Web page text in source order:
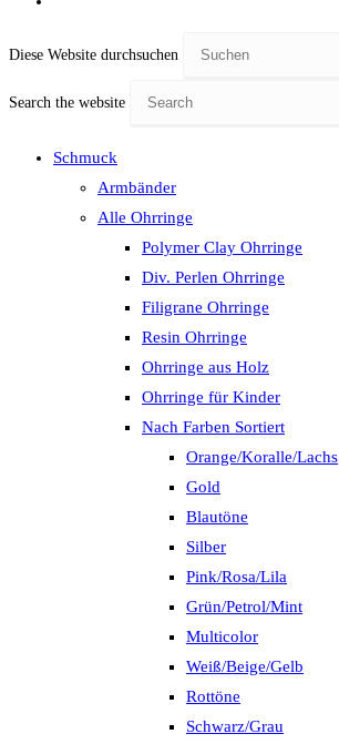
Diese Website durchsuchen
Search the website
Schmuck
Armbänder
Alle Ohrringe
Polymer Clay Ohrringe
Div. Perlen Ohrringe
Filigrane Ohrringe
Resin Ohrringe
Ohrringe aus Holz
Ohrringe für Kinder
Nach Farben Sortiert
Orange/Koralle/Lachs
Gold
Blautöne
Silber
Pink/Rosa/Lila
Grün/Petrol/Mint
Multicolor
Weiß/Beige/Gelb
Rottöne
Schwarz/Grau